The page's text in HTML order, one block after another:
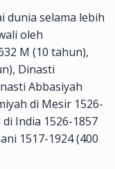
dunia selama lebih
oleh
M (10 tahun),
Dinasti
Abbasiyah
di Mesir 1526-
India 1526-1857
1517-1924 (400